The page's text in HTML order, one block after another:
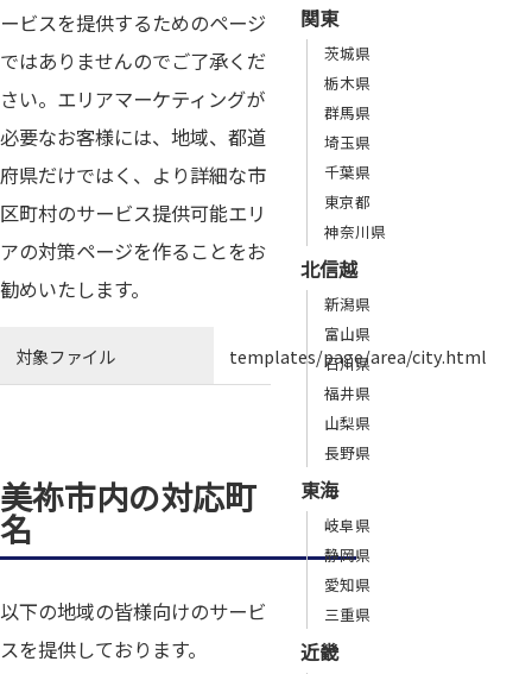
ービスを提供するためのページ
ではありませんのでご了承くだ
さい。エリアマーケティングが
必要なお客様には、地域、都道
府県だけではく、より詳細な市
区町村のサービス提供可能エリ
アの対策ページを作ることをお
勧めいたします。
対象ファイル templates/page/area/city.html
美祢市内の対応町
名
以下の地域の皆様向けのサービ
スを提供しております。
関東
茨城県
栃木県
群馬県
埼玉県
千葉県
東京都
神奈川県
北信越
新潟県
富山県
石川県
福井県
山梨県
長野県
東海
岐阜県
静岡県
愛知県
三重県
近畿